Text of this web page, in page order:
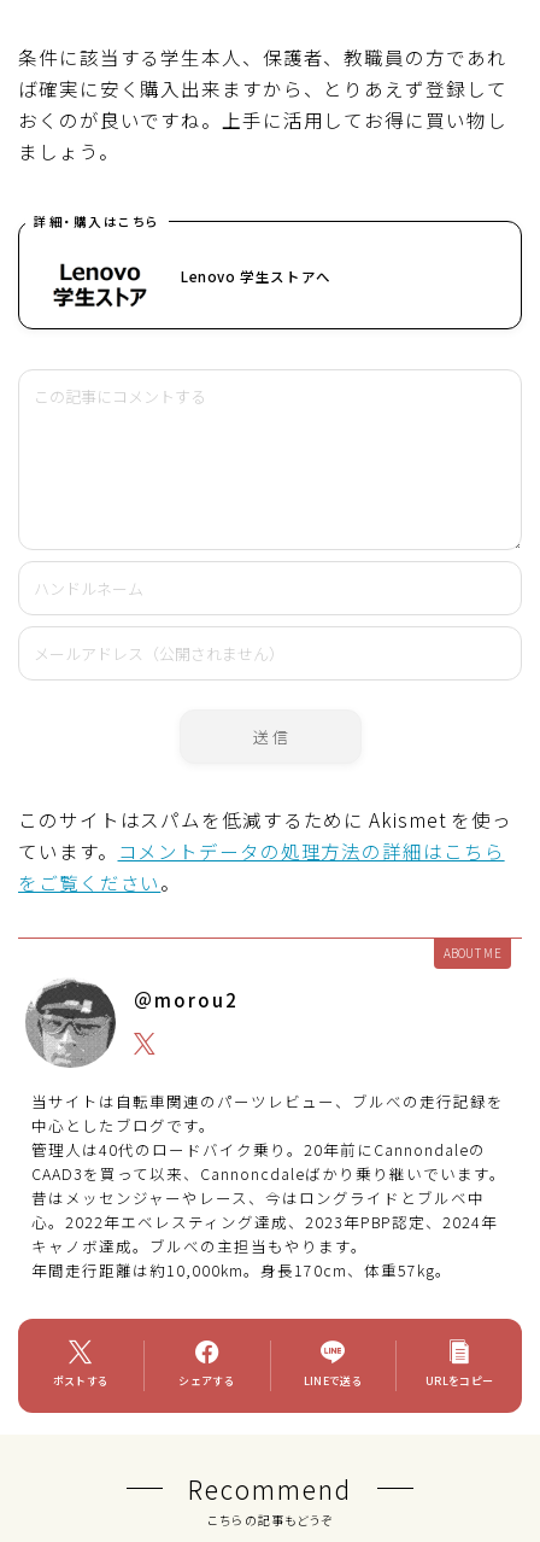
条件に該当する学生本人、保護者、教職員の方であれ
ば確実に安く購入出来ますから、とりあえず登録して
おくのが良いですね。上手に活用してお得に買い物し
ましょう。
詳細・購入はこちら
Lenovo 学生ストアへ
このサイトはスパムを低減するために Akismet を使っ
ています。 コメントデータの処理方法の詳細はこちら
をご覧ください。
ABOUT ME
＠morou2
当サイトは自転車関連のパーツレビュー、ブルべの走行記録を
中心としたブログです。
管理人は40代のロードバイク乗り。20年前にCannondaleの
CAAD3を買って以来、Cannoncdaleばかり乗り継いでいます。
昔はメッセンジャーやレース、今はロングライドとブルベ中
心。2022年エベレスティング達成、2023年PBP認定、2024年
キャノボ達成。ブルべの主担当もやります。
年間走行距離は約10,000km。身長170cm、体重57kg。
ポストする シェアする LINEで送る URLをコピー
Recommend
こちらの記事もどうぞ